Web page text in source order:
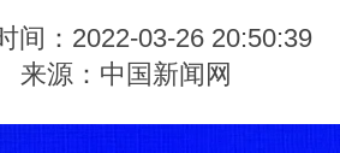
间：2022-03-26 20:50:39
来源：中国新闻网